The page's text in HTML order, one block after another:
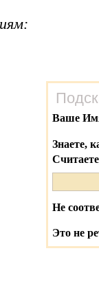
Ваше
Знаете,
Не
Это не